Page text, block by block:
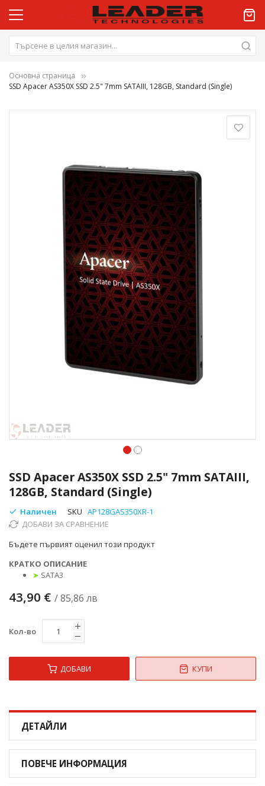
Основна страница
SSD Apacer AS350X SSD 2.5" 7mm SATAIII, 128GB, Standard (Single)
SSD Apacer AS350X SSD 2.5" 7mm SATAIII,
128GB, Standard (Single)
Наличен SKU AP128GAS350XR-1
ДОБАВИ ЗА СРАВНЕНИЕ
Бъдете първият оценил този продукт
КРАТКО ОПИСАНИЕ
➤ SATA3
43,90 € / 85,86 лв
Кол-во
ДОБАВИ КУПИ
към
началото
на
галерия
със
снимки
ДЕТАЙЛИ
ПОВЕЧЕ ИНФОРМАЦИЯ